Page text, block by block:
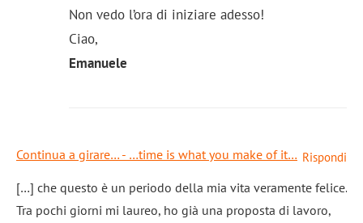
Non vedo l’ora di iniziare adesso!
Ciao,
Emanuele
Continua a girare… - …time is what you make of it… Rispondi
[…] che questo è un periodo della mia vita veramente felice.
Tra pochi giorni mi laureo, ho già una proposta di lavoro,